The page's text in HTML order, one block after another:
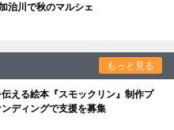
治川で秋のマルシェ
もっと見る
える絵本『スモックリン』制作プ
ディングで支援を募集